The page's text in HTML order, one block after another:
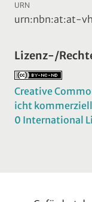
URN
urn:nbn:at:at-
Lizenz-/
Creative
icht
0 International